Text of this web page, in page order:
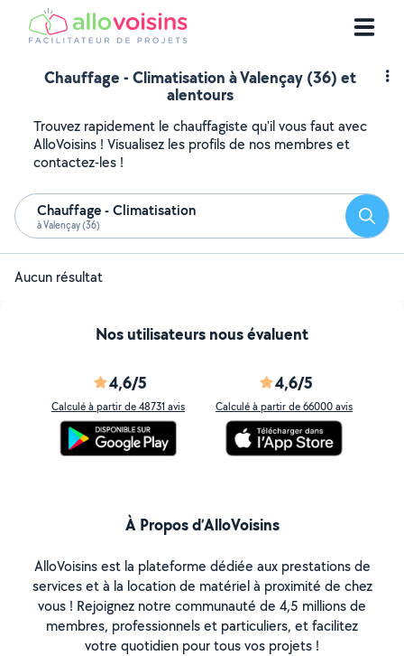
Chauffage - Climatisation à Valençay (36) et
alentours
Trouvez rapidement le chauffagiste qu'il vous faut avec
AlloVoisins ! Visualisez les profils de nos membres et
contactez-les !
Chauffage - Climatisation
à Valençay (36)
Aucun résultat
Nos utilisateurs nous évaluent
4,6/5
Calculé à partir de 48731 avis
4,6/5
Calculé à partir de 66000 avis
À Propos d’AlloVoisins
AlloVoisins est la plateforme dédiée aux prestations de
services et à la location de matériel à proximité de chez
vous ! Rejoignez notre communauté de 4,5 millions de
membres, professionnels et particuliers, et facilitez
votre quotidien pour tous vos projets !